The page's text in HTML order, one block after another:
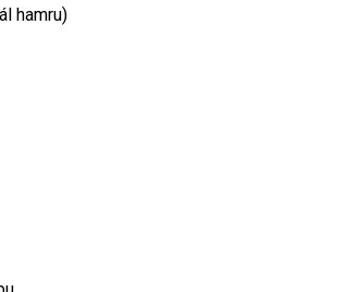
hamru)